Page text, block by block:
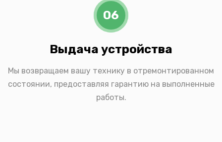
06
Выдача устройства
Мы возвращаем вашу технику в отремонтированном
состоянии, предоставляя гарантию на выполненные
работы.